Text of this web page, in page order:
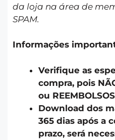
da loja na área de
SPAM.
Informações
Verifique as
compra, pois
ou
Download dos
365 dias após a
prazo, será